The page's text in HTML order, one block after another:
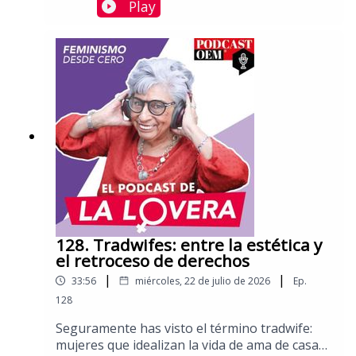
está en una pregunta: ¿la están atacando por
sus ideas o por ser mujer?Tan solo en el
proceso electoral de 2021 se registraron 908
casos. La paradoja es clara: hoy hay más
mujeres en la política que nunca, pero
también son más visibles las agresiones que
buscan sacarlas de ella.Charlamos con Carla
Astrid Humphrey Jordan, abogada y consejera
electoral del INE para el período 2020-
2029.Aquí puedes leer más columnas de Sara
Lovera.
Play
128. Tradwifes: entre la estética y
el retroceso de derechos
33:56 | miércoles, 22 de julio de 2026 |
Ep.
128
Seguramente has visto el término tradwife:
mujeres que idealizan la vida de ama de casa